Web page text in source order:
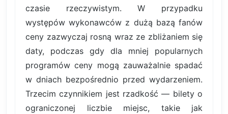
czasie rzeczywistym. W przypadku
występów wykonawców z dużą bazą fanów
ceny zazwyczaj rosną wraz ze zbliżaniem się
daty, podczas gdy dla mniej popularnych
programów ceny mogą zauważalnie spadać
w dniach bezpośrednio przed wydarzeniem.
Trzecim czynnikiem jest rzadkość — bilety o
ograniczonej liczbie miejsc, takie jak